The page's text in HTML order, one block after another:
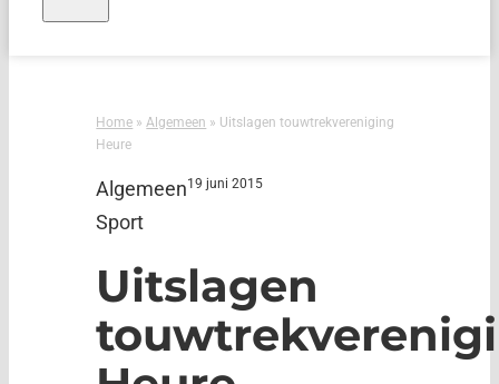
Home »Algemeen » Uitslagen touwtrekvereniging
Heure
Algemeen
Sport
19 juni 2015
Uitslagen